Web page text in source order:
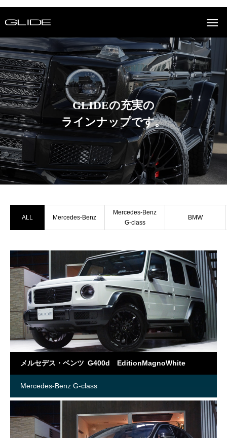
GLIDEの充実の
ラインナップです。
ALL Mercedes-Benz
Mercedes-Benz
G-class
BMW
メルセデス・ベンツ G400d EditionMagnoWhite
Mercedes-Benz G-class